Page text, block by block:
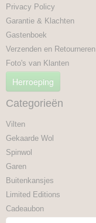
Privacy Policy
Garantie & Klachten
Gastenboek
Verzenden en Retourneren
Foto's van Klanten
Herroeping
Categorieën
Vilten
Gekaarde Wol
Spinwol
Garen
Buitenkansjes
Limited Editions
Cadeaubon